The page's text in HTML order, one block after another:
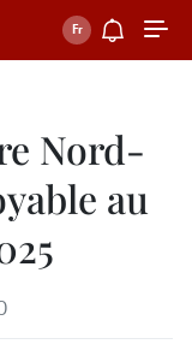
Nord-
au